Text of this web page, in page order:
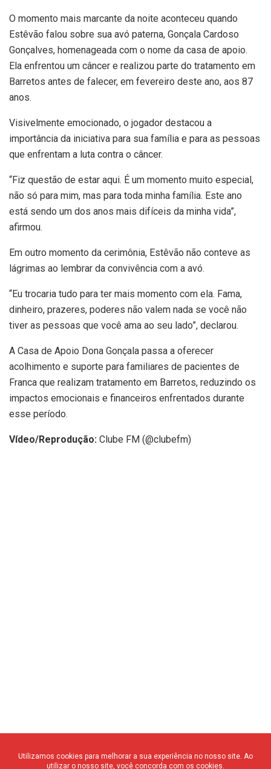
O momento mais marcante da noite aconteceu quando
Estêvão falou sobre sua avó paterna, Gonçala Cardoso
Gonçalves, homenageada com o nome da casa de apoio.
Ela enfrentou um câncer e realizou parte do tratamento em
Barretos antes de falecer, em fevereiro deste ano, aos 87
anos.
Visivelmente emocionado, o jogador destacou a
importância da iniciativa para sua família e para as pessoas
que enfrentam a luta contra o câncer.
“Fiz questão de estar aqui. É um momento muito especial,
não só para mim, mas para toda minha família. Este ano
está sendo um dos anos mais difíceis da minha vida”,
afirmou.
Em outro momento da cerimônia, Estêvão não conteve as
lágrimas ao lembrar da convivência com a avó.
“Eu trocaria tudo para ter mais momento com ela. Fama,
dinheiro, prazeres, poderes não valem nada se você não
tiver as pessoas que você ama ao seu lado”, declarou.
A Casa de Apoio Dona Gonçala passa a oferecer
acolhimento e suporte para familiares de pacientes de
Franca que realizam tratamento em Barretos, reduzindo os
impactos emocionais e financeiros enfrentados durante
esse período.
Vídeo/Reprodução: Clube FM (@clubefm)